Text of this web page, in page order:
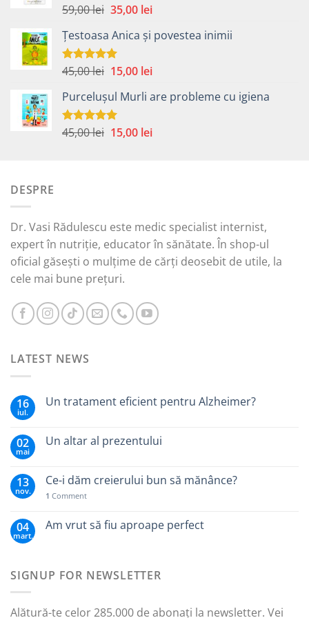
Evaluat la
59,00lei Prețul
a
fost:
59,00 lei.
35,00 leiPrețul
este:
Țestoasa Anica și povestea inimii
Evaluat la
45,00lei Prețul
a
fost:
45,00 lei.
15,00 leiPrețul
este:
Purcelușul Murli are probleme cu igiena
Evaluat la
45,00lei Prețul
15,00 leiPrețul
DESPRE
Dr. Vasi Rădulescu este medic specialist internist,
expert în nutriție, educator în sănătate. În shop-ul
oficial găsești o mulțime de cărți deosebit de utile, la
cele mai bune prețuri.
LATEST NEWS
16
iul.
Un tratament eficient pentru Alzheimer?
02
mai
Un altar al prezentului
13
nov.
Ce-i dăm creierului bun să mănânce?
1 Comment
04
mart.
Am vrut să fiu aproape perfect
SIGNUP FOR NEWSLETTER
Alătură-te celor 285.000 de abonați la newsletter. Vei